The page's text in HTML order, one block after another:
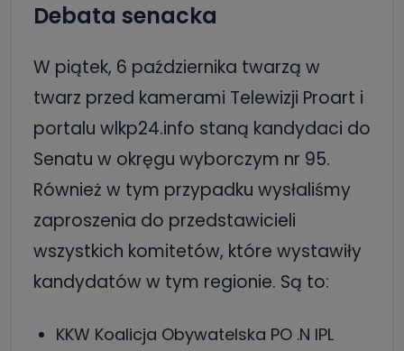
Debata senacka
W piątek, 6 października twarzą w
twarz przed kamerami Telewizji Proart i
portalu wlkp24.info staną kandydaci do
Senatu w okręgu wyborczym nr 95.
Również w tym przypadku wysłaliśmy
zaproszenia do przedstawicieli
wszystkich komitetów, które wystawiły
kandydatów w tym regionie. Są to:
KKW Koalicja Obywatelska PO .N IPL